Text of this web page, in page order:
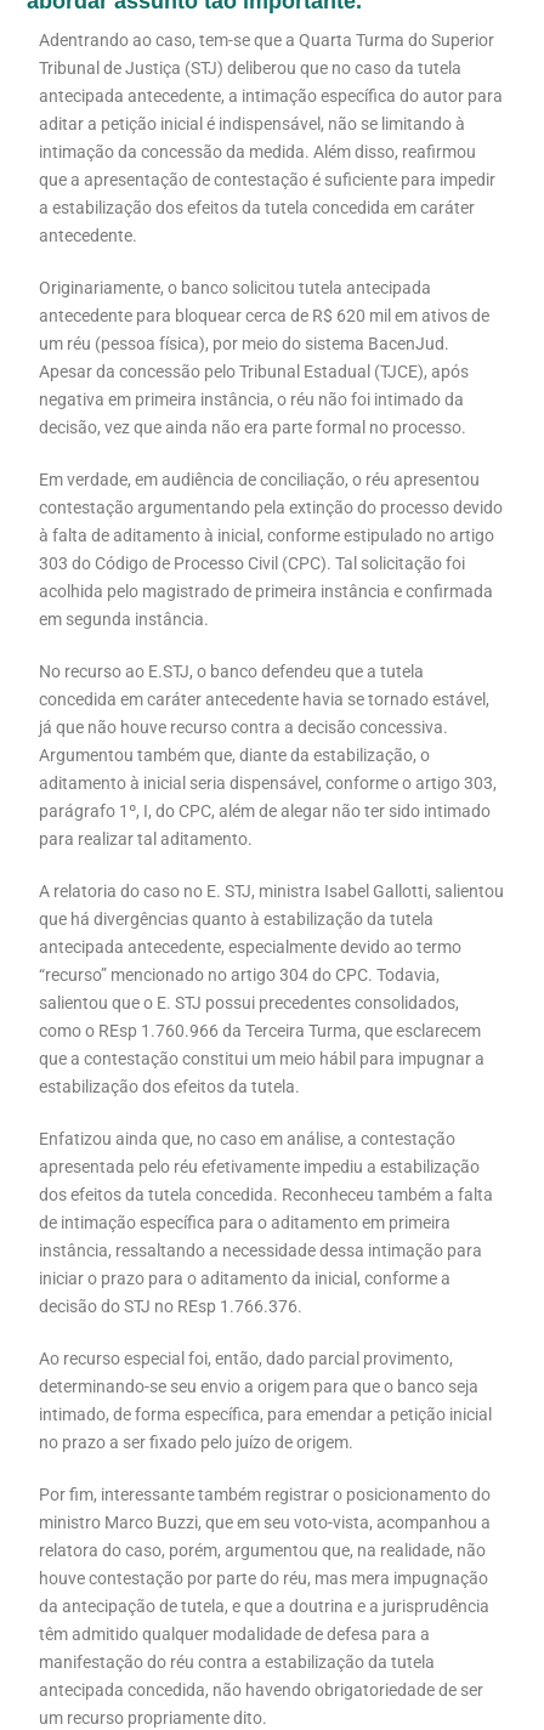
Adentrando ao caso, tem-se que a Quarta Turma do Superior
Tribunal de Justiça (STJ) deliberou que no caso da tutela
antecipada antecedente, a intimação específica do autor para
aditar a petição inicial é indispensável, não se limitando à
intimação da concessão da medida. Além disso, reafirmou
que a apresentação de contestação é suficiente para impedir
a estabilização dos efeitos da tutela concedida em caráter
antecedente.
Originariamente, o banco solicitou tutela antecipada
antecedente para bloquear cerca de R$ 620 mil em ativos de
um réu (pessoa física), por meio do sistema BacenJud.
Apesar da concessão pelo Tribunal Estadual (TJCE), após
negativa em primeira instância, o réu não foi intimado da
decisão, vez que ainda não era parte formal no processo.
Em verdade, em audiência de conciliação, o réu apresentou
contestação argumentando pela extinção do processo devido
à falta de aditamento à inicial, conforme estipulado no artigo
303 do Código de Processo Civil (CPC). Tal solicitação foi
acolhida pelo magistrado de primeira instância e confirmada
em segunda instância.
No recurso ao E.STJ, o banco defendeu que a tutela
concedida em caráter antecedente havia se tornado estável,
já que não houve recurso contra a decisão concessiva.
Argumentou também que, diante da estabilização, o
aditamento à inicial seria dispensável, conforme o artigo 303,
parágrafo 1º, I, do CPC, além de alegar não ter sido intimado
para realizar tal aditamento.
A relatoria do caso no E. STJ, ministra Isabel Gallotti, salientou
que há divergências quanto à estabilização da tutela
antecipada antecedente, especialmente devido ao termo
“recurso” mencionado no artigo 304 do CPC. Todavia,
salientou que o E. STJ possui precedentes consolidados,
como o REsp 1.760.966 da Terceira Turma, que esclarecem
que a contestação constitui um meio hábil para impugnar a
estabilização dos efeitos da tutela.
Enfatizou ainda que, no caso em análise, a contestação
apresentada pelo réu efetivamente impediu a estabilização
dos efeitos da tutela concedida. Reconheceu também a falta
de intimação específica para o aditamento em primeira
instância, ressaltando a necessidade dessa intimação para
iniciar o prazo para o aditamento da inicial, conforme a
decisão do STJ no REsp 1.766.376.
Ao recurso especial foi, então, dado parcial provimento,
determinando-se seu envio a origem para que o banco seja
intimado, de forma específica, para emendar a petição inicial
no prazo a ser fixado pelo juízo de origem.
Por fim, interessante também registrar o posicionamento do
ministro Marco Buzzi, que em seu voto-vista, acompanhou a
relatora do caso, porém, argumentou que, na realidade, não
houve contestação por parte do réu, mas mera impugnação
da antecipação de tutela, e que a doutrina e a jurisprudência
têm admitido qualquer modalidade de defesa para a
manifestação do réu contra a estabilização da tutela
antecipada concedida, não havendo obrigatoriedade de ser
um recurso propriamente dito.